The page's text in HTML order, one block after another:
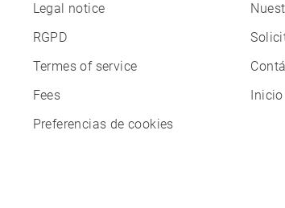
Legal notice
RGPD
Termes of service
Fees
Preferencias de cookies